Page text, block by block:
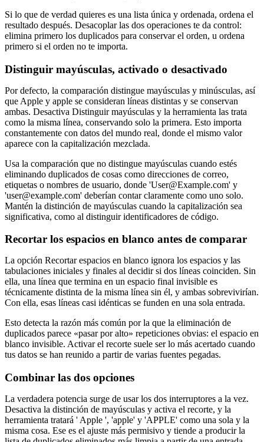
Si lo que de verdad quieres es una lista única y ordenada, ordena el
resultado después. Desacoplar las dos operaciones te da control:
elimina primero los duplicados para conservar el orden, u ordena
primero si el orden no te importa.
Distinguir mayúsculas, activado o desactivado
Por defecto, la comparación distingue mayúsculas y minúsculas, así
que Apple y apple se consideran líneas distintas y se conservan
ambas. Desactiva Distinguir mayúsculas y la herramienta las trata
como la misma línea, conservando solo la primera. Esto importa
constantemente con datos del mundo real, donde el mismo valor
aparece con la capitalización mezclada.
Usa la comparación que no distingue mayúsculas cuando estés
eliminando duplicados de cosas como direcciones de correo,
etiquetas o nombres de usuario, donde 'User@Example.com' y
'user@example.com' deberían contar claramente como uno solo.
Mantén la distinción de mayúsculas cuando la capitalización sea
significativa, como al distinguir identificadores de código.
Recortar los espacios en blanco antes de comparar
La opción Recortar espacios en blanco ignora los espacios y las
tabulaciones iniciales y finales al decidir si dos líneas coinciden. Sin
ella, una línea que termina en un espacio final invisible es
técnicamente distinta de la misma línea sin él, y ambas sobrevivirían.
Con ella, esas líneas casi idénticas se funden en una sola entrada.
Esto detecta la razón más común por la que la eliminación de
duplicados parece «pasar por alto» repeticiones obvias: el espacio en
blanco invisible. Activar el recorte suele ser lo más acertado cuando
tus datos se han reunido a partir de varias fuentes pegadas.
Combinar las dos opciones
La verdadera potencia surge de usar los dos interruptores a la vez.
Desactiva la distinción de mayúsculas y activa el recorte, y la
herramienta tratará ' Apple ', 'apple' y 'APPLE' como una sola y la
misma cosa. Ese es el ajuste más permisivo y tiende a producir la